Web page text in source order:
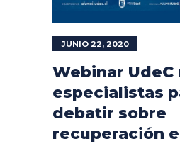
JUNIO 22, 2020
Webinar UdeC
especialistas
debatir sobre
recuperación